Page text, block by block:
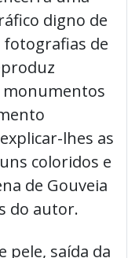
digno de
fotografias de
monumentos
lhes as
coloridos e
de Gouveia
do autor.
pele, saída da